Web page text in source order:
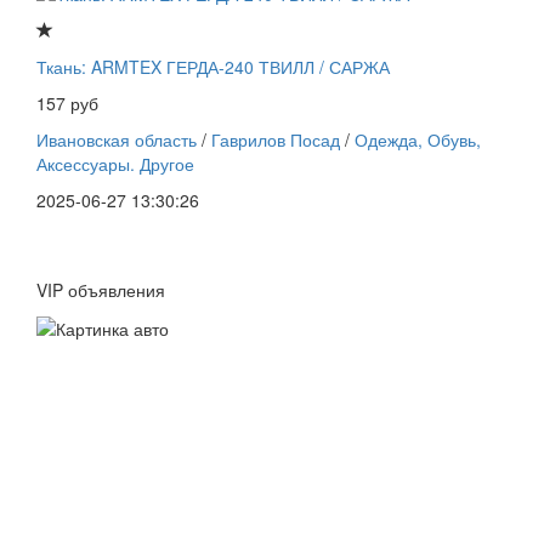
Ткань: ARMTEX ГЕРДА-240 ТВИЛЛ / САРЖА
157 руб
Ивановская область / Гаврилов Посад / Одежда, Обувь,
Аксессуары. Другое
2025-06-27 13:30:26
VIP объявления